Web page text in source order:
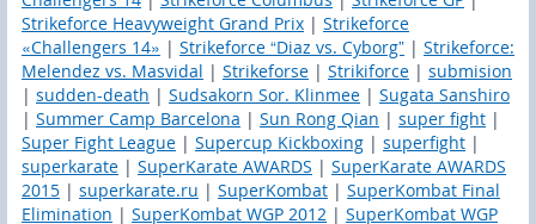
Strikeforce Heavyweight Grand Prix | Strikeforce
«Challengers 14» | Strikeforce “Diaz vs. Cyborg” | Strikeforce:
Melendez vs. Masvidal | Strikeforse | Strikiforce | submision
| sudden-death | Sudsakorn Sor. Klinmee | Sugata Sanshiro
| Summer Camp Barcelona | Sun Rong Qian | super fight |
Super Fight League | Supercup Kickboxing | superfight |
superkarate | SuperKarate AWARDS | SuperKarate AWARDS
2015 | superkarate.ru | SuperKombat | SuperKombat Final
Elimination | SuperKombat WGP 2012 | SuperKombat WGP